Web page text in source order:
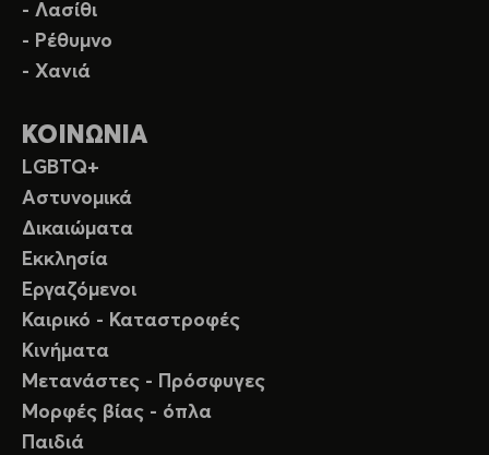
- Λασίθι
- Ρέθυμνο
- Χανιά
ΚΟΙΝΩΝΙΑ
LGBTQ+
Αστυνομικά
Δικαιώματα
Εκκλησία
Εργαζόμενοι
Καιρικό - Καταστροφές
Κινήματα
Μετανάστες - Πρόσφυγες
Μορφές βίας - όπλα
Παιδιά